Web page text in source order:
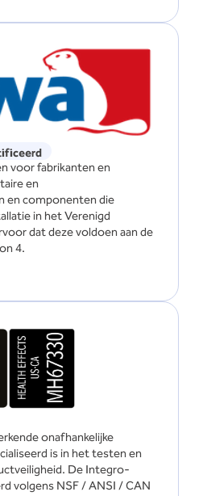
voor fabrikanten en
en
en componenten die
in het Verenigd
dat deze voldoen aan de
4.
onafhankelijke
is in het testen en
De Integro-
volgens NSF / ANSI / CAN